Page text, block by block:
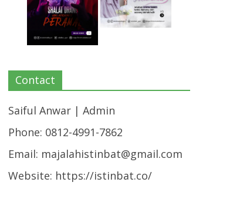
Contact
Saiful Anwar | Admin
Phone: 0812-4991-7862
Email: majalahistinbat@gmail.com
Website: https://istinbat.co/